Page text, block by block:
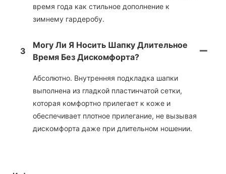
время года как стильное дополнение к
зимнему гардеробу.
3
Могу Ли Я Носить Шапку Длительное
Время Без Дискомфорта?
Абсолютно. Внутренняя подкладка шапки
выполнена из гладкой пластинчатой ​​сетки,
которая комфортно прилегает к коже и
обеспечивает плотное прилегание, не вызывая
дискомфорта даже при длительном ношении.